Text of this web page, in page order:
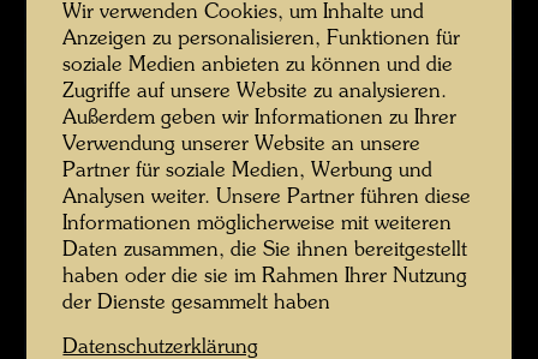
Wir verwenden Cookies, um Inhalte und
Anzeigen zu personalisieren, Funktionen für
soziale Medien anbieten zu können und die
Zugriffe auf unsere Website zu analysieren.
Außerdem geben wir Informationen zu Ihrer
Verwendung unserer Website an unsere
Partner für soziale Medien, Werbung und
Analysen weiter. Unsere Partner führen diese
Informationen möglicherweise mit weiteren
Daten zusammen, die Sie ihnen bereitgestellt
haben oder die sie im Rahmen Ihrer Nutzung
der Dienste gesammelt haben
Datenschutzerklärung